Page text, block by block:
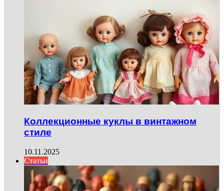
Коллекционные куклы в винтажном
стиле
10.11.2025
Статьи